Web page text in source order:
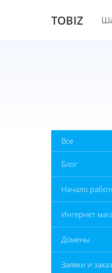
TOBIZ
Все
Блог
Начало
Интернет
Домены
Заявки и